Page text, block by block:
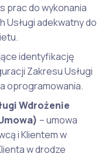
prac do wykonania
Usługi adekwatny do
identyfikację
Zakresu Usługi
oprogramowania.
Wdrożenie
– umowa
i Klientem w
w drodze